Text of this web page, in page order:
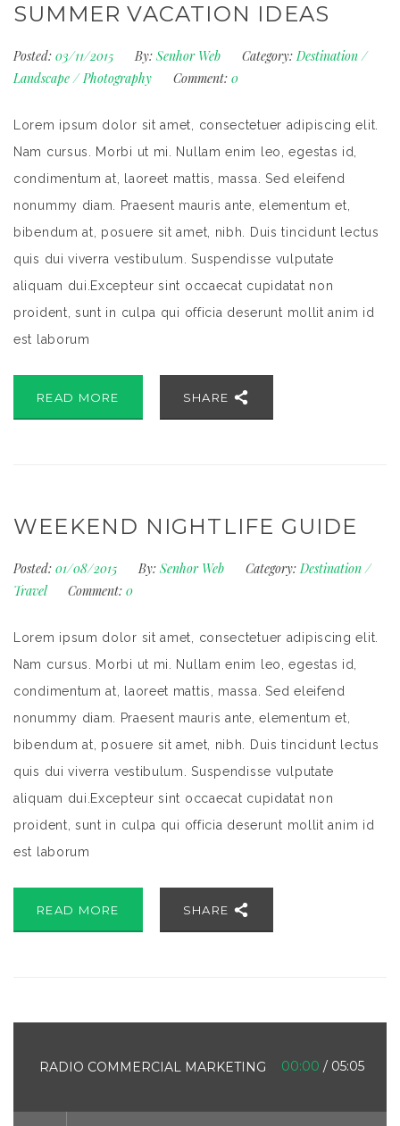
SUMMER VACATION IDEAS
Posted: 03/11/2015 By: Senhor Web Category: Destination/
Landscape/Photography Comment: 0
Lorem ipsum dolor sit amet, consectetuer adipiscing elit.
Nam cursus. Morbi ut mi. Nullam enim leo, egestas id,
condimentum at, laoreet mattis, massa. Sed eleifend
nonummy diam. Praesent mauris ante, elementum et,
bibendum at, posuere sit amet, nibh. Duis tincidunt lectus
quis dui viverra vestibulum. Suspendisse vulputate
aliquam dui.Excepteur sint occaecat cupidatat non
proident, sunt in culpa qui officia deserunt mollit anim id
est laborum
READ MORE SHARE
WEEKEND NIGHTLIFE GUIDE
Posted: 01/08/2015 By: Senhor Web Category: Destination/
Travel
Comment: 0
Lorem ipsum dolor sit amet, consectetuer adipiscing elit.
Nam cursus. Morbi ut mi. Nullam enim leo, egestas id,
condimentum at, laoreet mattis, massa. Sed eleifend
nonummy diam. Praesent mauris ante, elementum et,
bibendum at, posuere sit amet, nibh. Duis tincidunt lectus
quis dui viverra vestibulum. Suspendisse vulputate
aliquam dui.Excepteur sint occaecat cupidatat non
proident, sunt in culpa qui officia deserunt mollit anim id
est laborum
READ MORE SHARE
RADIO COMMERCIAL MARKETING 00:00 / 05:05